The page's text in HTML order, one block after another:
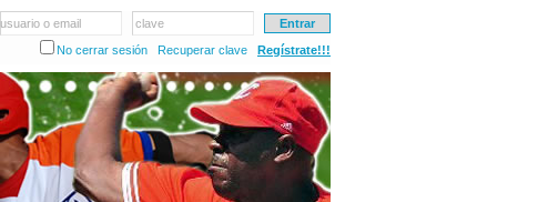
usuario o email
clave
No cerrar sesión
Recuperar clave Regístrate!!!